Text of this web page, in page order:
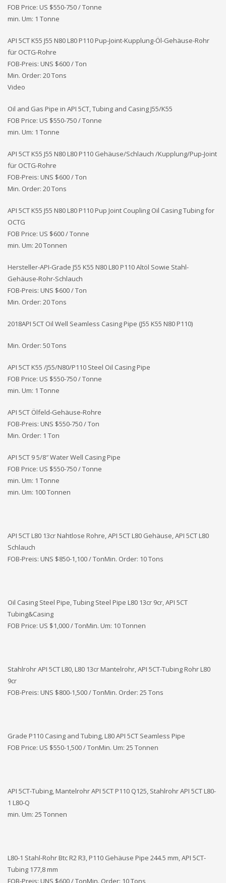
FOB Price: US $550-750 / Tonne
min. Um: 1 Tonne
API 5CT K55 J55 N80 L80 P110 Pup-Joint-Kupplung-Öl-Gehäuse-Rohr
für OCTG-Rohre
FOB-Preis: UNS $600 / Ton
Min. Order: 20 Tons
Video
Oil and Gas Pipe in API 5CT, Tubing and Casing J55/K55
FOB Price: US $550-750 / Tonne
min. Um: 1 Tonne
API 5CT K55 J55 N80 L80 P110 Gehäuse/Schlauch /Kupplung/Pup-Joint
für OCTG-Rohre
FOB-Preis: UNS $600 / Ton
Min. Order: 20 Tons
API 5CT K55 J55 N80 L80 P110 Pup Joint Coupling Oil Casing Tubing for
OCTG
FOB Price: US $600 / Tonne
min. Um: 20 Tonnen
Hersteller-API-Grade J55 K55 N80 L80 P110 Altöl Sowie Stahl-
Gehäuse-Rohr-Schlauch
FOB-Preis: UNS $600 / Ton
Min. Order: 20 Tons
2018API 5CT Oil Well Seamless Casing Pipe (J55 K55 N80 P110)
Min. Order: 50 Tons
API 5CT K55 /J55/N80/P110 Steel Oil Casing Pipe
FOB Price: US $550-750 / Tonne
min. Um: 1 Tonne
API 5CT Ölfeld-Gehäuse-Rohre
FOB-Preis: UNS $550-750 / Ton
Min. Order: 1 Ton
API 5CT 9 5/8″ Water Well Casing Pipe
FOB Price: US $550-750 / Tonne
min. Um: 1 Tonne
min. Um: 100 Tonnen
API 5CT L80 13cr Nahtlose Rohre, API 5CT L80 Gehäuse, API 5CT L80
Schlauch
FOB-Preis: UNS $850-1,100 / TonMin. Order: 10 Tons
Oil Casing Steel Pipe, Tubing Steel Pipe L80 13cr 9cr, API 5CT
Tubing&Casing
FOB Price: US $1,000 / TonMin. Um: 10 Tonnen
Stahlrohr API 5CT L80, L80 13cr Mantelrohr, API 5CT-Tubing Rohr L80
9cr
FOB-Preis: UNS $800-1,500 / TonMin. Order: 25 Tons
Grade P110 Casing and Tubing, L80 API 5CT Seamless Pipe
FOB Price: US $550-1,500 / TonMin. Um: 25 Tonnen
API 5CT-Tubing, Mantelrohr API 5CT P110 Q125, Stahlrohr API 5CT L80-
1 L80-Q
min. Um: 25 Tonnen
L80-1 Stahl-Rohr Btc R2 R3, P110 Gehäuse Pipe 244.5 mm, API 5CT-
Tubing 177,8 mm
FOB-Preis: UNS $600 / TonMin. Order: 10 Tons